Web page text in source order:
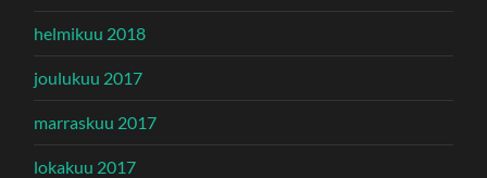
helmikuu 2018
joulukuu 2017
marraskuu 2017
lokakuu 2017